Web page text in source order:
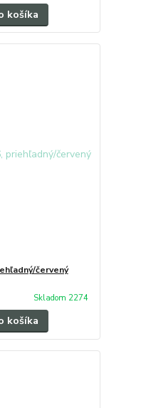
košíka
červený
Skladom 2274
košíka